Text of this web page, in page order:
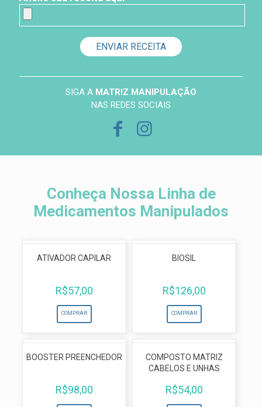
e-
mail
CPF
Endereço
receita
SIGA A MATRIZ MANIPULAÇÃO
NAS REDES SOCIAIS
Conheça Nossa Linha de
Medicamentos Manipulados
ATIVADOR CAPILAR
R$57,00
COMPRAR
BIOSIL
R$126,00
COMPRAR
BOOSTER PREENCHEDOR
R$98,00
COMPOSTO MATRIZ
CABELOS E UNHAS
R$54,00